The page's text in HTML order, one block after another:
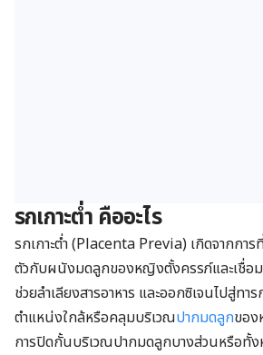
รกเกาะต่ำ คืออะไร
รกเกาะต่ำ (Placenta Previa) เกิดจากการ
ตัวกับผนังมดลูกของหญิงตั้งครรภ์และเชื่อ
ช่วยลำเลียงสารอาหาร และออกซิเจนไปสู่ทา
ตำแหน่งใกล้หรือคลุมบริเวณปากมดลูกขอ
การปิดกั้นบริเวณปากมดลูกบางส่วนหรือทั้ง